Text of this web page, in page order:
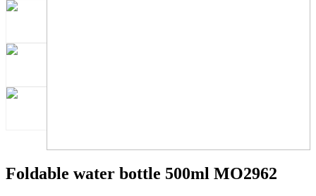
Foldable water bottle 500ml MO2962